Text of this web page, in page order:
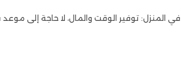
المنزل: توفير الوقت والمال، لا حاجة إلى موعد في